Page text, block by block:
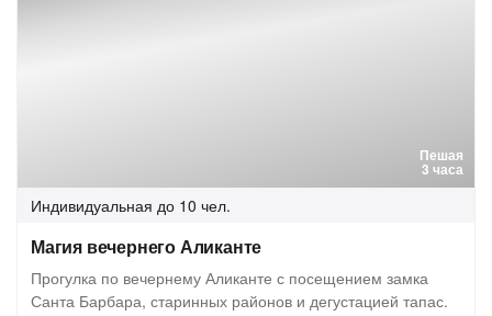
Пешая
3 часа
Индивидуальная до 10 чел.
Магия вечернего Аликанте
Прогулка по вечернему Аликанте с посещением замка
Санта Барбара, старинных районов и дегустацией тапас.